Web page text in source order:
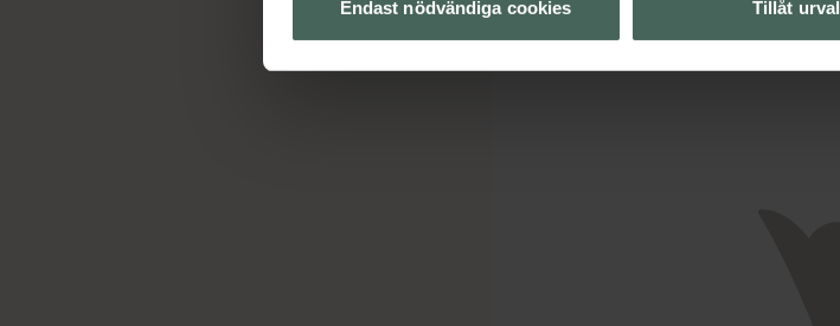
Endast nödvändiga cookies Tillåt urval